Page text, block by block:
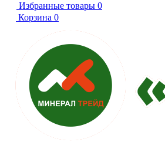
Избранные товары 0
Корзина 0